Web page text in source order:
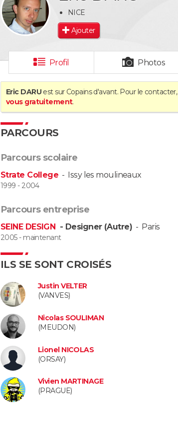
NICE
Ajouter
Profil Photos
Eric DARUest sur Copains d'avant. Pour le contacter,
vous gratuitement.
PARCOURS
Parcours scolaire
Strate College - Issy les moulineaux
1999 - 2004
Parcours entreprise
SEINE DESIGN - Designer (Autre) - Paris
2005 - maintenant
ILS SE SONT CROISÉS
Justin VELTER
(VANVES)
Nicolas SOULIMAN
(MEUDON)
Lionel NICOLAS
(ORSAY)
Vivien MARTINAGE
(PRAGUE)